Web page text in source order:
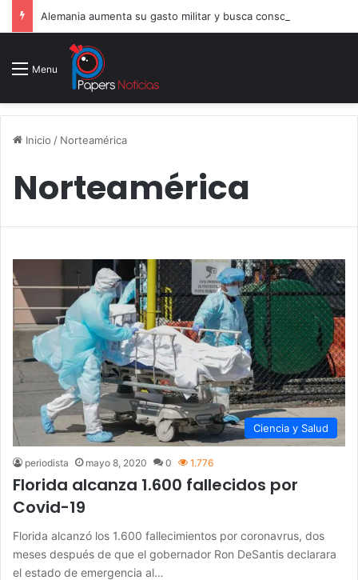
Menu
Inicio / Norteamérica
Norteamérica
Ciencia y Salud
periodista mayo 8, 2020 0 1.776
Florida alcanza 1.600 fallecidos por
Covid-19
Florida alcanzó los 1.600 fallecimientos por coronavrus, dos
meses después de que el gobernador Ron DeSantis declarara
el estado de emergencia al…